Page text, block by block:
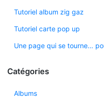
Tutoriel album zig gaz
Tutoriel carte pop up
Une page qui se tourne…
Catégories
Albums